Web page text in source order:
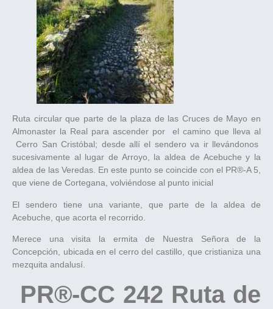
Ruta circular que parte de la plaza de las Cruces de Mayo en
Almonaster la Real para ascender por el camino que lleva al
Cerro San Cristóbal; desde allí el sendero va ir llevándonos
sucesivamente al lugar de Arroyo, la aldea de Acebuche y la
aldea de las Veredas. En este punto se coincide con el PR®-A 5,
que viene de Cortegana, volviéndose al punto inicial
El sendero tiene una variante, que parte de la aldea de
Acebuche, que acorta el recorrido.
Merece una visita la ermita de Nuestra Señora de la
Concepción, ubicada en el cerro del castillo, que cristianiza una
mezquita andalusí.
PR®-CC 242 Ruta de